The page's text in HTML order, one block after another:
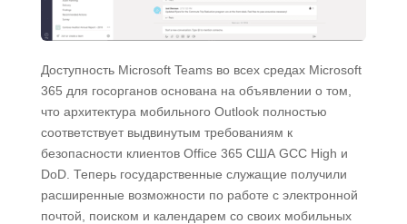
Доступность Microsoft Teams во всех средах Microsoft
365 для госорганов основана на объявлении о том,
что архитектура мобильного Outlook полностью
соответствует выдвинутым требованиям к
безопасности клиентов Office 365 США GCC High и
DoD. Теперь государственные служащие получили
расширенные возможности по работе с электронной
почтой, поиском и календарем со своих мобильных